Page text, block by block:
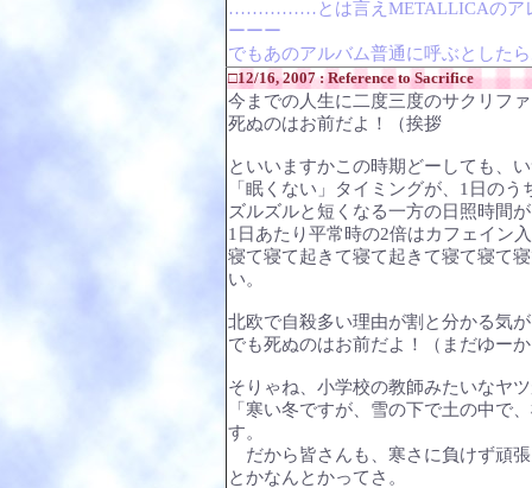
……………とは言えMETALLICAのアレ
ーーー
でもあのアルバム普通に呼ぶとした
□12/16, 2007 : Reference to Sacrifice
今までの人生に二度三度のサクリフ
死ぬのはお前だよ！（挨拶
といいますかこの時期どーしても、
「眠くない」タイミングが、1日の
ズルズルと短くなる一方の日照時間
1日あたり平常時の2倍はカフェイ
寝て寝て起きて寝て起きて寝て寝て
い。
北欧で自殺多い理由が割と分かる気
でも死ぬのはお前だよ！（まだゆーか
そりゃね、小学校の教師みたいなヤ
「寒い冬ですが、雪の下で土の中で
す。
だから皆さんも、寒さに負けず頑
とかなんとかってさ。